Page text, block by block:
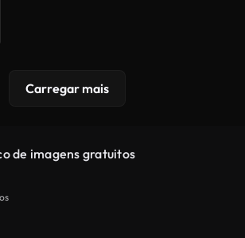
Carregar mais
de imagens gratuitos